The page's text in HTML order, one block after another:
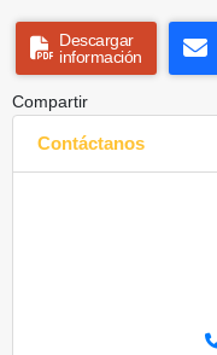
Descargar
información
Compartir
Contáctanos